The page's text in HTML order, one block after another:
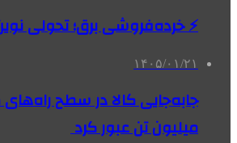
⚡ خرده‌فروشی برق؛ تحولی نوین
۱۴۰۵/۰۱/۲۱
میلیون تن عبور کرد